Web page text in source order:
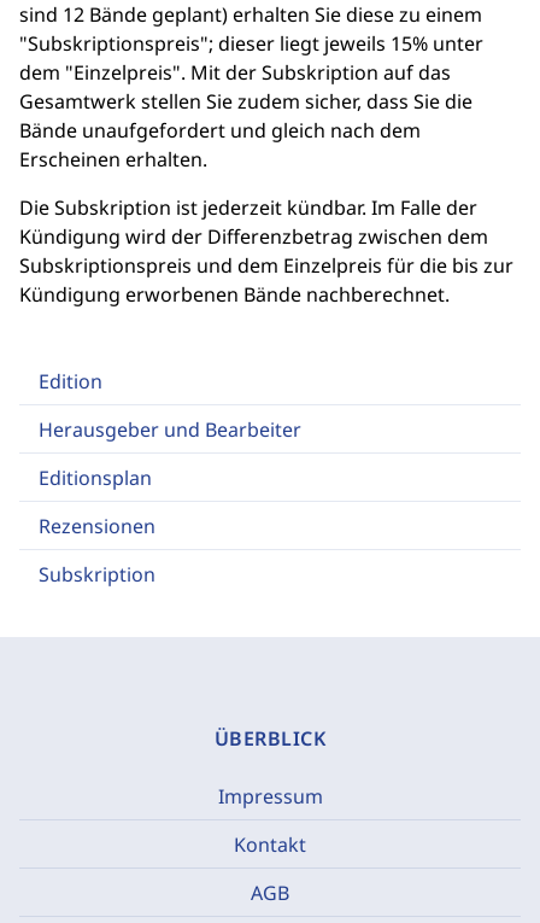
Edition
Herausgeber und Bearbeiter
Editionsplan
Rezensionen
Subskription
sind 12 Bände geplant) erhalten Sie diese zu einem
"Subskriptionspreis"; dieser liegt jeweils 15% unter
dem "Einzelpreis". Mit der Subskription auf das
Gesamtwerk stellen Sie zudem sicher, dass Sie die
Bände unaufgefordert und gleich nach dem
Erscheinen erhalten.
Die Subskription ist jederzeit kündbar. Im Falle der
Kündigung wird der Differenzbetrag zwischen dem
Subskriptionspreis und dem Einzelpreis für die bis zur
Kündigung erworbenen Bände nachberechnet.
ÜBERBLICK
Impressum
Kontakt
AGB